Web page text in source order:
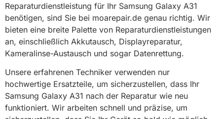
Reparaturdienstleistung für Ihr Samsung Galaxy A31
benötigen, sind Sie bei moarepair.de genau richtig. Wir
bieten eine breite Palette von Reparaturdienstleistungen
an, einschließlich Akkutausch, Displayreparatur,
Kameralinse-Austausch und sogar Datenrettung.
Unsere erfahrenen Techniker verwenden nur
hochwertige Ersatzteile, um sicherzustellen, dass Ihr
Samsung Galaxy A31 nach der Reparatur wie neu
funktioniert. Wir arbeiten schnell und präzise, um